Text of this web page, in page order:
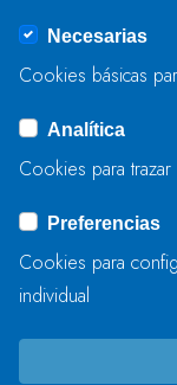
Se produjo
ENVIAR
Necesarias
Cookies básicas
Analítica
Cookies para
Preferencias
Cookies para
individual